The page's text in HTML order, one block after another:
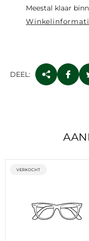
Meestal klaar
DEEL:
ETIKET:
VERKOCHT